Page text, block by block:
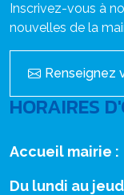
Inscrivez-vous à
nouvelles de la
Renseignez
HORAIRES
Accueil mairie :
Du lundi au